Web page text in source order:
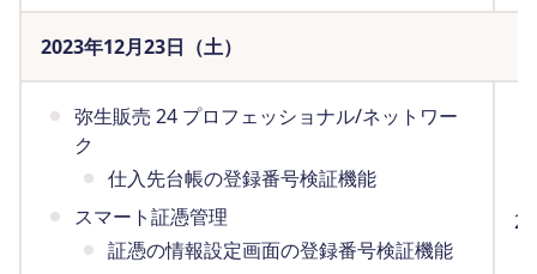
2023年12月23日（土）
弥生販売 24 プロフェッショナル/ネットワー
ク
仕入先台帳の登録番号検証機能
スマート証憑管理
証憑の情報設定画面の登録番号検証機能